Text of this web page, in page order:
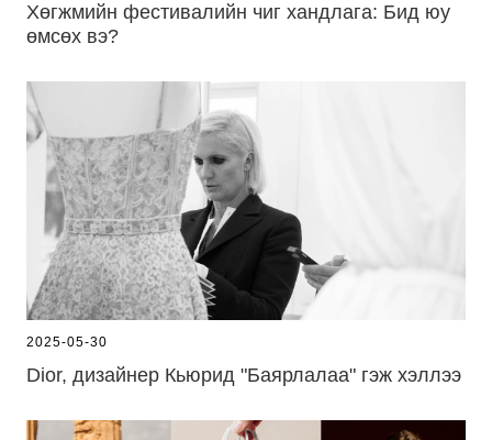
Хөгжмийн фестивалийн чиг хандлага: Бид юу
өмсөх вэ?
2025-05-30
Dior, дизайнер Кьюрид "Баярлалаа" гэж хэллээ